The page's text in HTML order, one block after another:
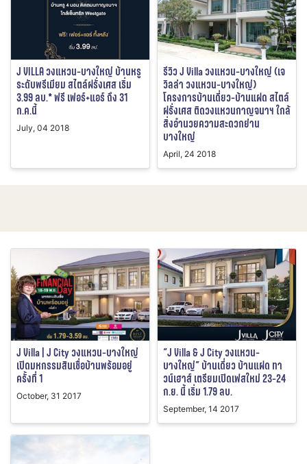
J VILLA วงแหวน-บางใหญ่ บ้านหรู
ระดับพรีเมียม สไตล์ฝรั่งเศส เริ่ม
3.99 ลบ.* ฟรี เฟอร์+แอร์ ถึง 31
ก.ค.นี้
July, 04 2018
รีวิว J Villa วงแหวน-บางใหญ่ (เจ
วิลล่า วงแหวน-บางใหญ่)
โครงการบ้านเดี่ยว-บ้านแฝด สไตล์
ฝรั่งเศส ติดวงแหวนกาญจนาฯ ใกล้
สิ่งอำนวยความสะดวกย่าน
บางใหญ่
April, 24 2018
J Villa | J City วงแหวน-บางใหญ่
เปิดมหกรรมสินเชื่อบ้านพร้อมอยู่
ครั้งที่ 1
October, 31 2017
“J Villa & J City วงแหวน-
บางใหญ่” บ้านเดี่ยว บ้านแฝด ทา
วน์เฮาส์ เตรียมเปิดเฟสใหม่ 23-24
ก.ย. นี้ เริ่ม 1.79 ลบ.
September, 14 2017